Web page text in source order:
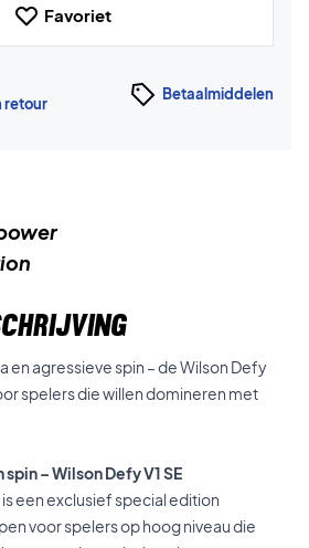
Favoriet
retour
Betaalmiddelen
en agressieve spin – de Wilson Defy
spelers die willen domineren met
– Wilson Defy V1 SE
is een exclusief special edition
voor spelers op hoog niveau die